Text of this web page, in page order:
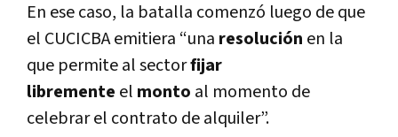
En ese caso, la batalla comenzó luego de que
el CUCICBA emitiera “una resolución en la
que permite al sectorfijar
libremente el monto al momento de
celebrar el contrato de alquiler”.